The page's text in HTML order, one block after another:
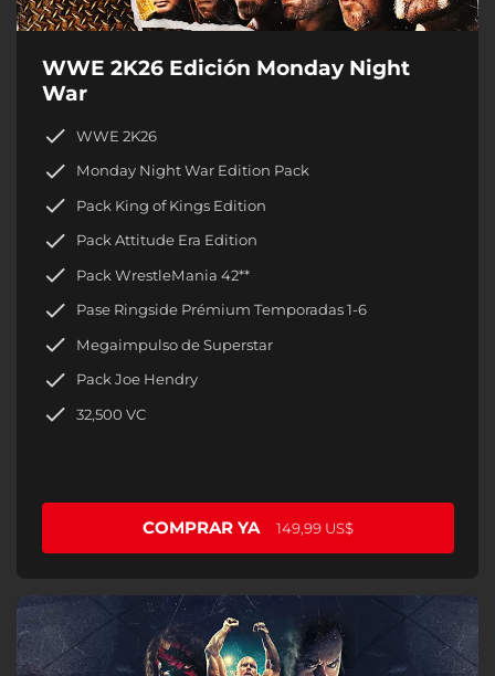
WWE 2K26 Edición Monday Night
War
WWE 2K26
Monday Night War Edition Pack
Pack King of Kings Edition
Pack Attitude Era Edition
Pack WrestleMania 42**
Pase Ringside Prémium Temporadas 1-6
Megaimpulso de Superstar
Pack Joe Hendry
32,500 VC
COMPRAR YA 149,99 US$